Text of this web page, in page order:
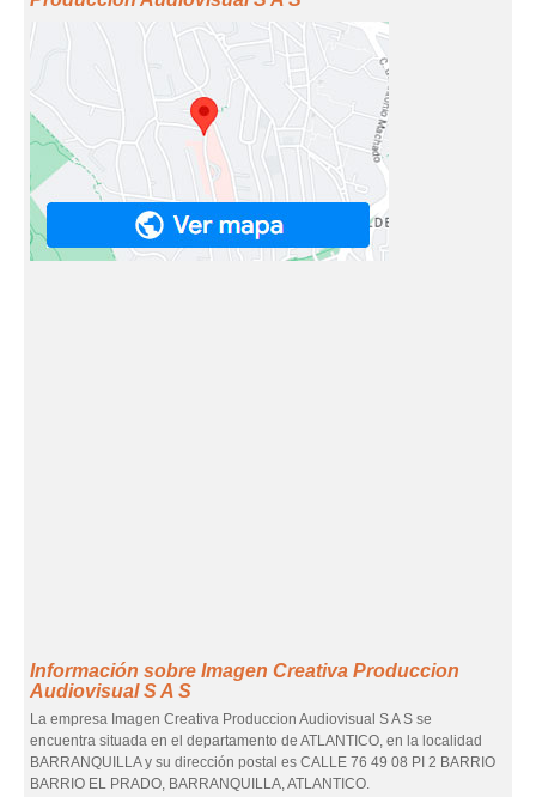
Información sobre Imagen Creativa Produccion
Audiovisual S A S
La empresa Imagen Creativa Produccion Audiovisual S A S se
encuentra situada en el departamento de ATLANTICO, en la localidad
BARRANQUILLA y su dirección postal es CALLE 76 49 08 PI 2 BARRIO
BARRIO EL PRADO, BARRANQUILLA, ATLANTICO.